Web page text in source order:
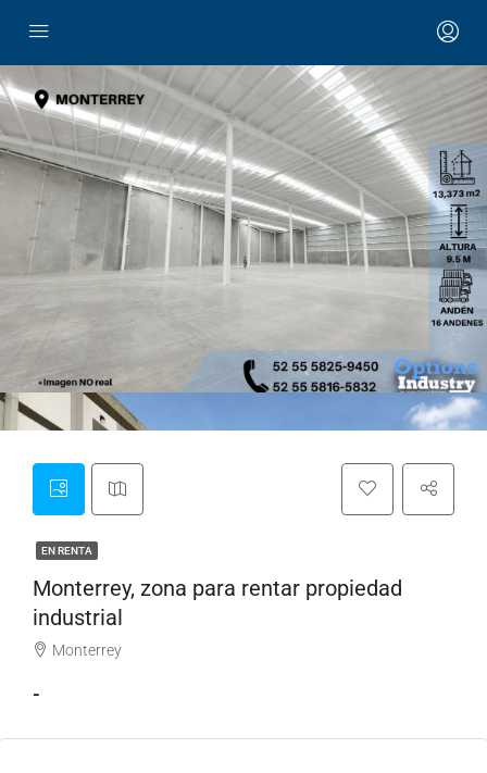
EN RENTA
Monterrey, zona para rentar propiedad
industrial
Monterrey
-